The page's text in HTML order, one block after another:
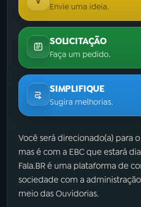
Envie uma ideia.
SOLICITAÇÃO
Faça um pedido.
SIMPLIFIQUE
Sugira melhorias.
Você será direcionado(a) para o
mas é com a EBC que estará
Fala.BR é uma plataforma de
sociedade com a
meio das Ouvidorias.